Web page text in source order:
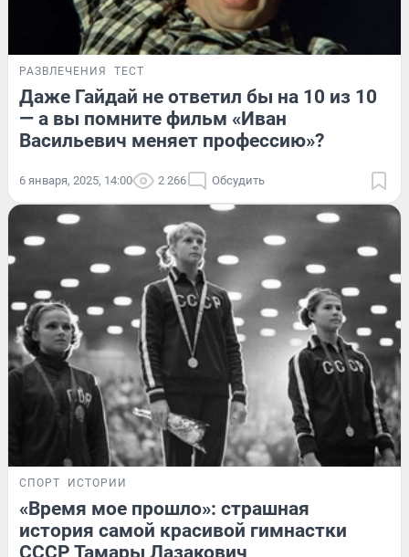
РАЗВЛЕЧЕНИЯ ТЕСТ
Даже Гайдай не ответил бы на 10 из 10
— а вы помните фильм «Иван
Васильевич меняет профессию»?
6 января, 2025, 14:00 2 266 Обсудить
СПОРТ ИСТОРИИ
«Время мое прошло»: страшная
история самой красивой гимнастки
СССР Тамары Лазакович